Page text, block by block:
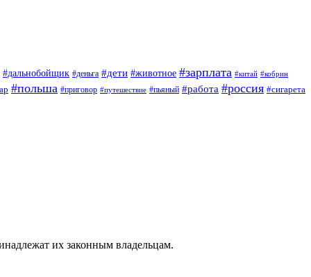
#дальнобойщик #деньга #дети #животное #зарплата #китай #кобрин
#польша #приговор #путешествие #пьяный #работа #россия #сигарета
их законным владельцам.